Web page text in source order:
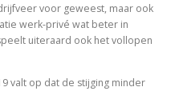
voor geweest, maar ook
werk-privé wat beter in
uiteraard ook het vollopen
valt op dat de stijging minder